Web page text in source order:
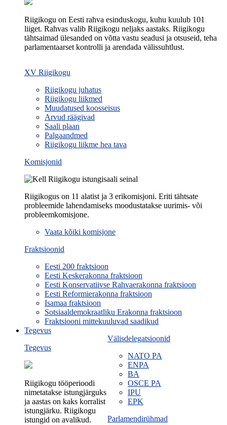
Riigikogu on Eesti rahva esinduskogu, kuhu kuulub 101
liiget. Rahvas valib Riigikogu neljaks aastaks. Riigikogu
tähtsaimad ülesanded on võtta vastu seadusi ja otsuseid, teha
parlamentaarset kontrolli ja arendada välissuhtlust.
XV Riigikogu
Riigikogu juhatus
Riigikogu liikmed
Muudatused koosseisus
Arvud räägivad
Saali plaan
Palgaandmed
Riigikogu liikme hea tava
Komisjonid
Riigikogus on 11 alatist ja 3 erikomisjoni. Eriti tähtsate
probleemide lahendamiseks moodustatakse uurimis- või
probleemkomisjone.
Vaata kõiki komisjone
Fraktsioonid
Eesti 200 fraktsioon
Eesti Keskerakonna fraktsioon
Eesti Konservatiivse Rahvaerakonna fraktsioon
Eesti Reformierakonna fraktsioon
Isamaa fraktsioon
Sotsiaaldemokraatliku Erakonna fraktsioon
Fraktsiooni mittekuuluvad saadikud
Välisdelegatsioonid
NATO PA
ENPA
BA
OSCE PA
IPU
EPK
Parlamendirühmad
Tegevus
Tegevus
Riigikogu tööperioodi
nimetatakse istungjärguks
ja aastas on kaks korralist
istungjärku. Riigikogu
istungid on avalikud.